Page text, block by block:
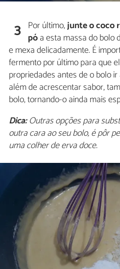
3 Por último,junte o coco
póa esta massa do bolo
emexa delicadamente. É
fermento por último para que
propriedades antes de o bolo
além de acrescentar sabor,
bolo, tornando-o ainda mais
Dica:Outras opções para
outra cara ao seu bolo, é pôr
uma colher de erva doce.